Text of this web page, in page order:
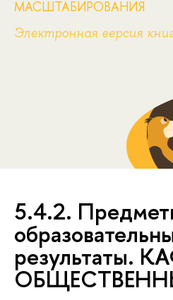
МАСШТАБИРОВАНИЯ
Электронная версия
5.4.2.
результаты.